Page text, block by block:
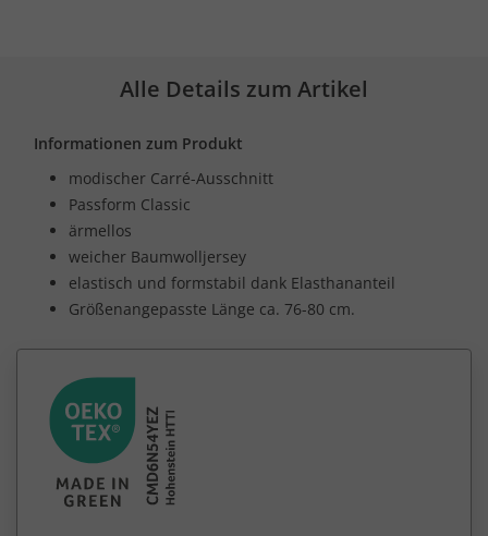
Alle Details zum Artikel
Informationen zum Produkt
modischer Carré-Ausschnitt
Passform Classic
ärmellos
weicher Baumwolljersey
elastisch und formstabil dank Elasthananteil
Größenangepasste Länge ca. 76-80 cm.